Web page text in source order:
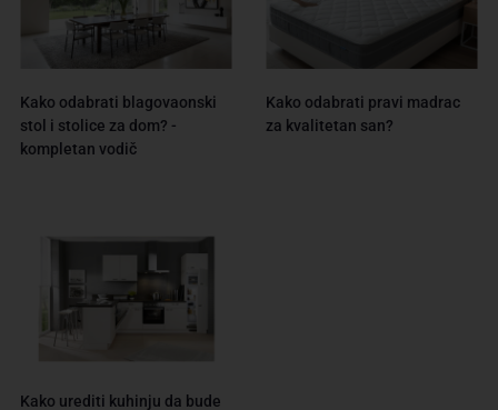
Kako odabrati blagovaonski
stol i stolice za dom? -
kompletan vodič
Kako odabrati pravi madrac
za kvalitetan san?
Kako urediti kuhinju da bude